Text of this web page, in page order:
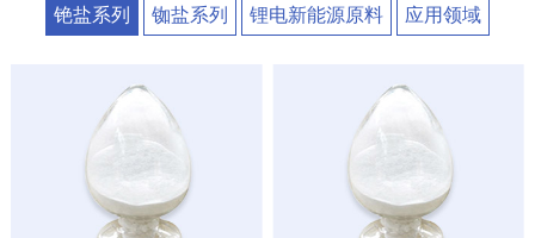
铯盐系列 铷盐系列 锂电新能源原料 应用领域